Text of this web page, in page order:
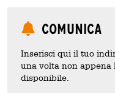
Comunica
Inserisci qui il tuo
una volta non appena
disponibile.